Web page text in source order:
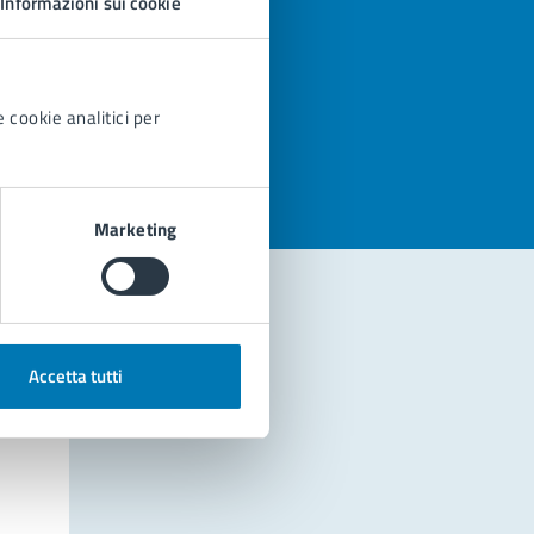
cookie analitici per
Marketing
Accetta tutti